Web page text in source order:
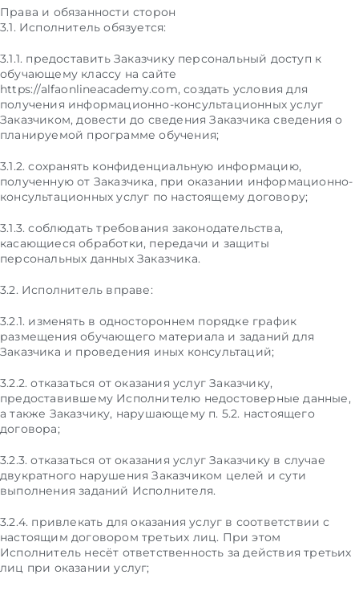
Права и обязанности сторон
3.1. Исполнитель обязуется:
3.1.1. предоставить Заказчику персональный доступ к
обучающему классу на сайте
https://alfaonlineacademy.com, создать условия для
получения информационно-консультационных услуг
Заказчиком, довести до сведения Заказчика сведения о
планируемой программе обучения;
3.1.2. сохранять конфиденциальную информацию,
полученную от Заказчика, при оказании информационно-
консультационных услуг по настоящему договору;
3.1.3. соблюдать требования законодательства,
касающиеся обработки, передачи и защиты
персональных данных Заказчика.
3.2. Исполнитель вправе:
3.2.1. изменять в одностороннем порядке график
размещения обучающего материала и заданий для
Заказчика и проведения иных консультаций;
3.2.2. отказаться от оказания услуг Заказчику,
предоставившему Исполнителю недостоверные данные,
а также Заказчику, нарушающему п. 5.2. настоящего
договора;
3.2.3. отказаться от оказания услуг Заказчику в случае
двукратного нарушения Заказчиком целей и сути
выполнения заданий Исполнителя.
3.2.4. привлекать для оказания услуг в соответствии с
настоящим договором третьих лиц. При этом
Исполнитель несёт ответственность за действия третьих
лиц при оказании услуг;